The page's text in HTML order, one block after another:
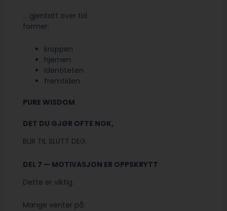
… gjentatt over tid
former:
kroppen
hjernen
identiteten
fremtiden
PURE WISDOM
DET DU GJØR OFTE NOK,
BLIR TIL SLUTT DEG.
DEL 7 — MOTIVASJON ER OPPSKRYTT
Dette er viktig.
Mange venter på: